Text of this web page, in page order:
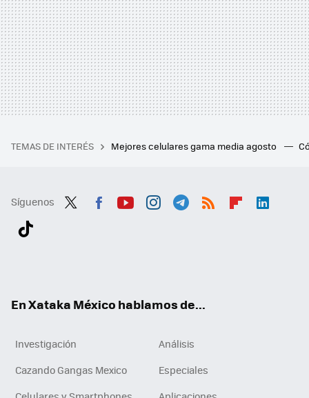
TEMAS DE INTERÉS Mejores celulares gama media agosto
Síguenos
En Xataka México hablamos de...
Investigación
Análisis
Cazando Gangas Mexico
Especiales